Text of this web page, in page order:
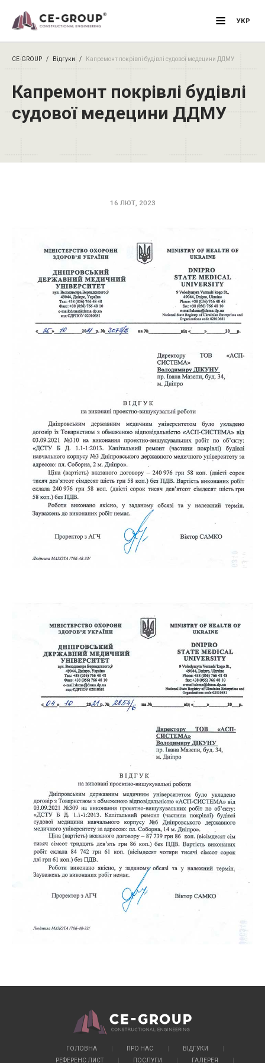
Primary
УКР
CE-GROUP / Відгуки / Капремонт покрівлі будівлі судової медецини ДДМУ
Капремонт покрівлі будівлі
судової медецини ДДМУ
16 ЛЮТ, 2023
ГОЛОВНА ПРО НАС
ВІДГУКИ
РЕФЕРЕНС ЛИСТ
ПОСЛУГИ ГАЛЕРЕЯ